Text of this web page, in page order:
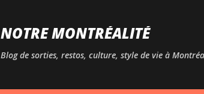
NOTRE MONTRÉALITÉ
Blog de sorties, restos, culture, style de vie à